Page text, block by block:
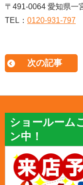
〒491-0064 愛知県一
TEL： 0120-931-797
次の記事
ショールーム
ン中！